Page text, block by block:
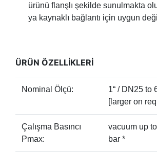
ürünü flanşlı şekilde sunulmakta
ya kaynaklı bağlantı için uygun
ÜRÜN ÖZELLİKLERİ
Nominal Ölçü:
1“ / DN25 to
[larger on
Çalışma Basıncı
Pmax:
vacuum up
bar *